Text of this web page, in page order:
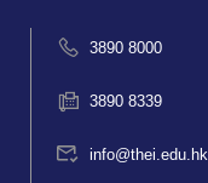
3890 8000
3890 8339
info@thei.edu.hk